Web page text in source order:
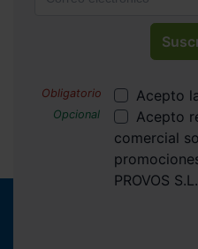
Acepto
Acepto
comercial
PROVOS S.L.